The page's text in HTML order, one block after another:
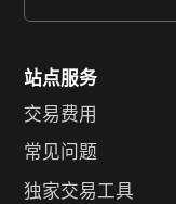
站点服务
交易费用
常见问题
独家交易工具